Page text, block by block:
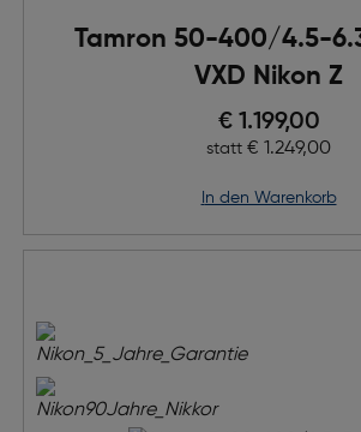
Tamron 50-400/4.5-
VXD Nikon Z
Preis nach
€ 1.199,00
statt € 1.249,00
in den Warenkorb